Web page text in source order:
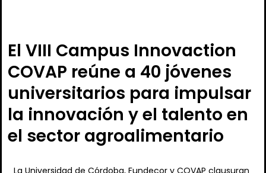
El VIII Campus Innovaction
COVAP reúne a 40 jóvenes
universitarios para impulsar
la innovación y el talento en
el sector agroalimentario
La Universidad de Córdoba, Fundecor y COVAP clausuran